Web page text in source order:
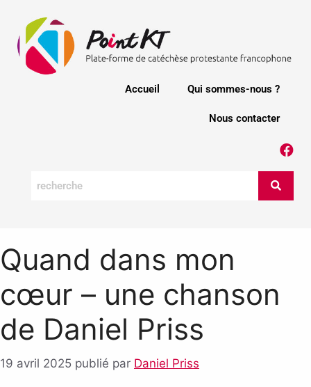
Accueil Qui sommes-nous ?
Nous contacter
Quand dans mon
cœur – une chanson
de Daniel Priss
19 avril 2025 publié par Daniel Priss